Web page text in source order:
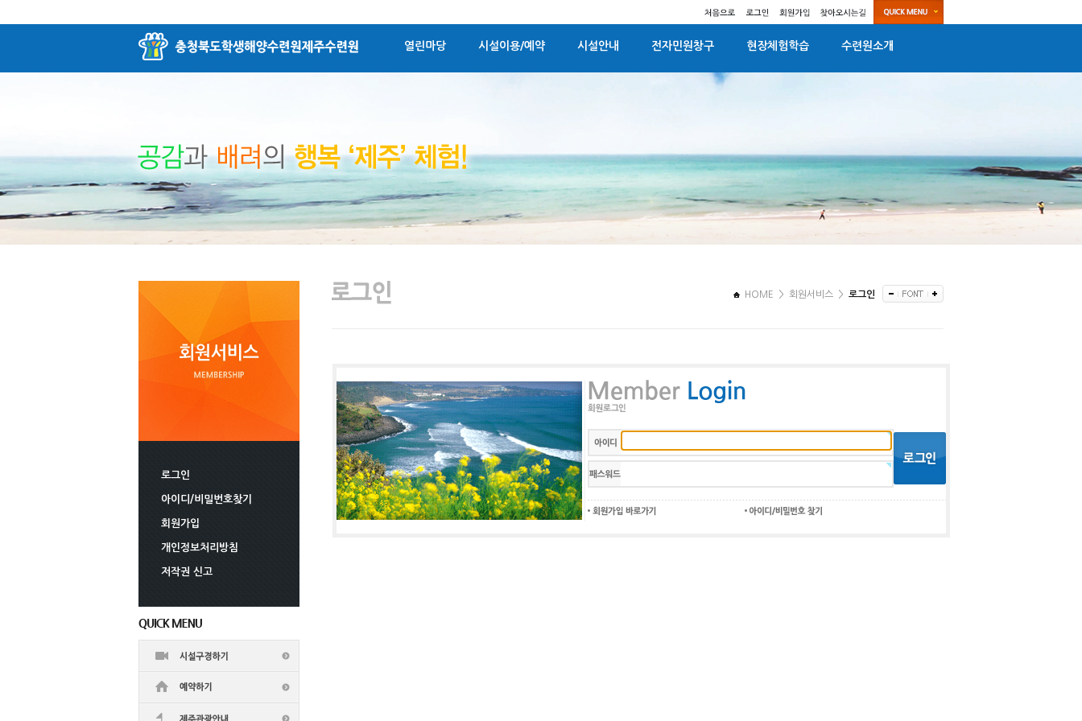
열린마당 시설이용/예약 시설안내 전자민원창구 현장체험학습 수련원소개
로그인
아이디/비밀번호찾기
회원가입
개인정보처리방침
저작권 신고
HOME > 회원서비스 > 로그인